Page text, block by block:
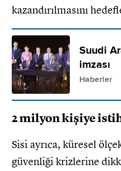
kazandırılmasını
Suudi
imzası
Haberler
2 milyon kişiye
Sisi ayrıca, küresel
güvenliği krizlerine